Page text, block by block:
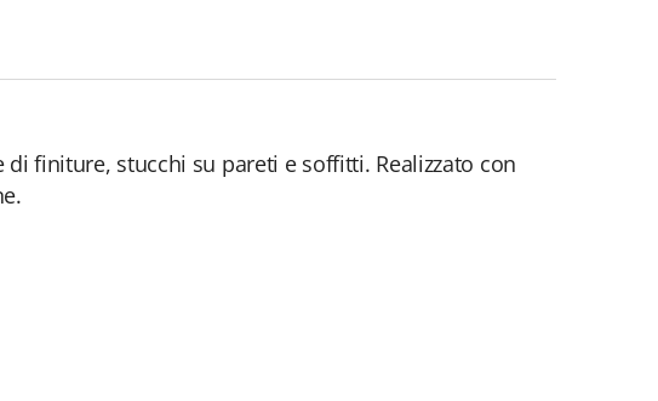
finiture, stucchi su pareti e soffitti. Realizzato con